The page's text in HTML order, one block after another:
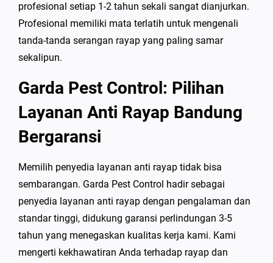
profesional setiap 1-2 tahun sekali sangat dianjurkan.
Profesional memiliki mata terlatih untuk mengenali
tanda-tanda serangan rayap yang paling samar
sekalipun.
Garda Pest Control: Pilihan
Layanan Anti Rayap Bandung
Bergaransi
Memilih penyedia layanan anti rayap tidak bisa
sembarangan. Garda Pest Control hadir sebagai
penyedia layanan anti rayap dengan pengalaman dan
standar tinggi, didukung garansi perlindungan 3-5
tahun yang menegaskan kualitas kerja kami. Kami
mengerti kekhawatiran Anda terhadap rayap dan